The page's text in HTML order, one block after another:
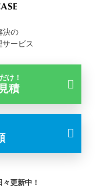
決の
サービス
け！
積
更新中！